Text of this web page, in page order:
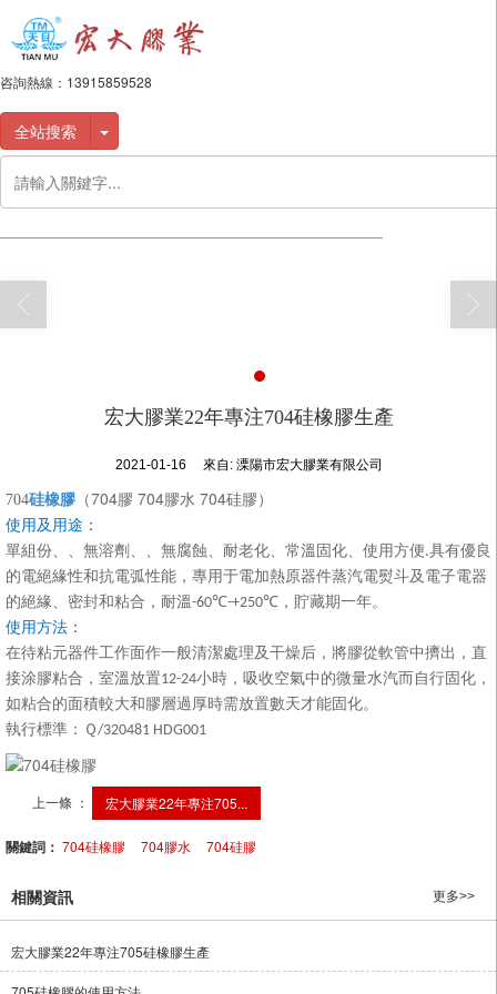
咨詢熱線： 13915859528
全站搜索
宏大膠業22年專注704硅橡膠生產
2021-01-16 來自: 溧陽市宏大膠業有限公司
704硅橡膠（704膠 704膠水 704硅膠）
使用及用途：
單組份、、無溶劑、、無腐蝕、耐老化、常溫固化、使用方便.具有優良
的電絕緣性和抗電弧性能，專用于電加熱原器件蒸汽電熨斗及電子電器
的絕緣、密封和粘合，耐溫-60℃-+250℃，貯藏期一年。
使用方法：
在待粘元器件工作面作一般清潔處理及干燥后，將膠從軟管中擠出，直
接涂膠粘合，室溫放置12-24小時，吸收空氣中的微量水汽而自行固化，
如粘合的面積較大和膠層過厚時需放置數天才能固化。
執行標準：Ｑ/320481 HDG001
上一條 ： 宏大膠業22年專注705...
關鍵詞： 704硅橡膠 704膠水 704硅膠
相關資訊 更多>>
宏大膠業22年專注705硅橡膠生產